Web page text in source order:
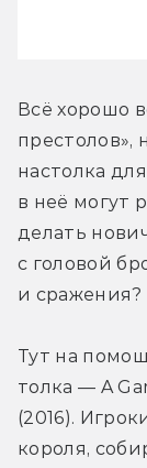
Всё хорошо
престолов»,
настолка
в неё могут
делать
с головой
и сражения?
Тут на
толка — A
(2016).
короля,